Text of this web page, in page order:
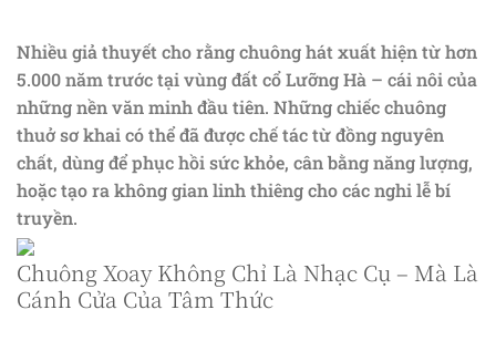
Nhiều giả thuyết cho rằng chuông hát xuất hiện từ hơn
5.000 năm trước tại vùng đất cổ Lưỡng Hà – cái nôi của
những nền văn minh đầu tiên. Những chiếc chuông
thuở sơ khai có thể đã được chế tác từ đồng nguyên
chất, dùng để phục hồi sức khỏe, cân bằng năng lượng,
hoặc tạo ra không gian linh thiêng cho các nghi lễ bí
truyền.
Chuông Xoay Không Chỉ Là Nhạc Cụ – Mà Là
Cánh Cửa Của Tâm Thức